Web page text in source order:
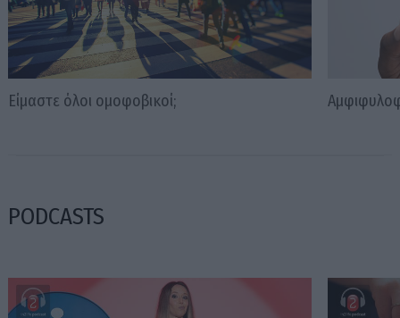
Είμαστε όλοι ομοφοβικοί;
PODCASTS